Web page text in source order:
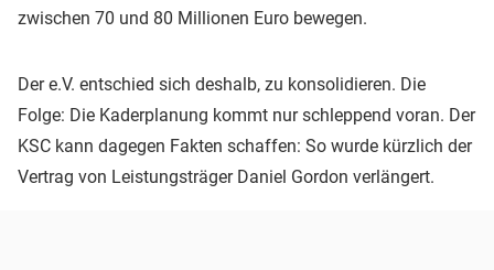
zwischen 70 und 80 Millionen Euro bewegen.
Der e.V. entschied sich deshalb, zu konsolidieren. Die
Folge: Die Kaderplanung kommt nur schleppend voran. Der
KSC kann dagegen Fakten schaffen: So wurde kürzlich der
Vertrag von Leistungsträger Daniel Gordon verlängert.